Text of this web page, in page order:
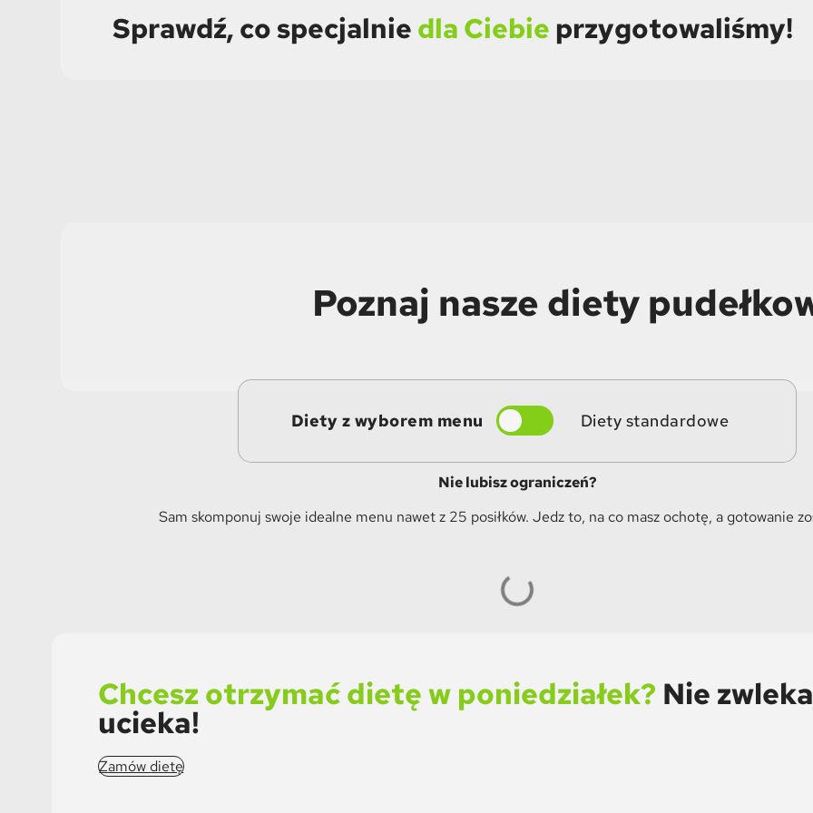
Sprawdź, co specjalnie dla Ciebie przygotowaliśmy!
Poznaj nasze diety
Diety z wyborem menu Diety standardowe
Nie lubisz ograniczeń?
Sam skomponuj swoje idealne menu nawet z 25 posiłków. Jedz to, na co masz ochotę, a gotowanie
Chcesz otrzymać dietę w poniedziałek? Nie
ucieka!
Zamów dietę